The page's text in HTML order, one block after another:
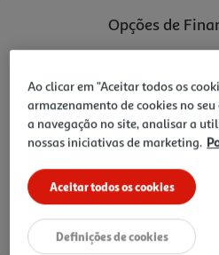
úteis e utilização simples torna
solução prática para cozinhar
cuidadas.
Opções de
TAEG: 18,4%
saiba
3 meses sem juros
MTIC (Valor
Ao clicar em "Aceitar todos os
armazenamento de cookies no
a navegação no site, analisar a
nossas iniciativas de marketing.
Aceitar todos os cookies
Definições de cookies